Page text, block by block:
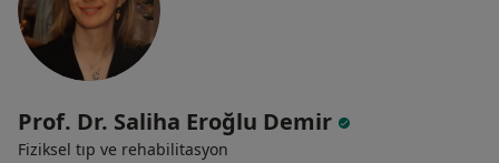
Prof. Dr. Saliha Eroğlu Demir
Fiziksel tıp ve rehabilitasyon